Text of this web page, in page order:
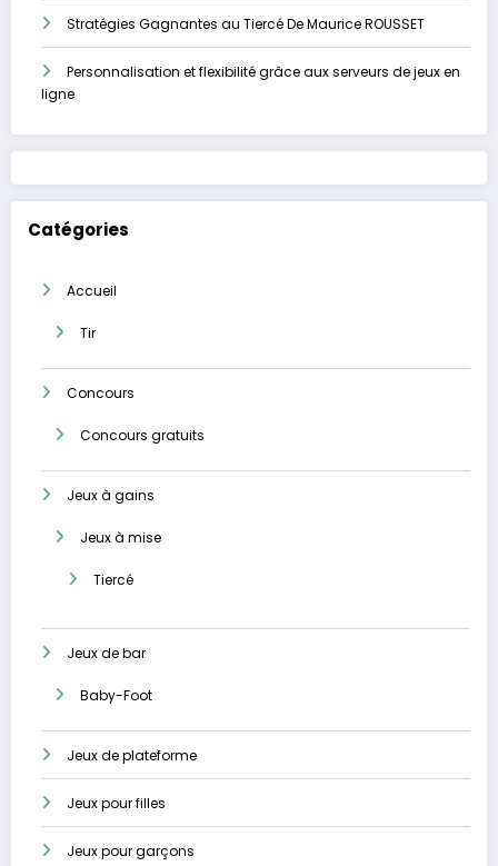
Stratégies Gagnantes au Tiercé De Maurice ROUSSET
Personnalisation et flexibilité grâce aux serveurs de jeux en
ligne
Catégories
Accueil
Tir
Concours
Concours gratuits
Jeux à gains
Jeux à mise
Tiercé
Jeux de bar
Baby-Foot
Jeux de plateforme
Jeux pour filles
Jeux pour garçons